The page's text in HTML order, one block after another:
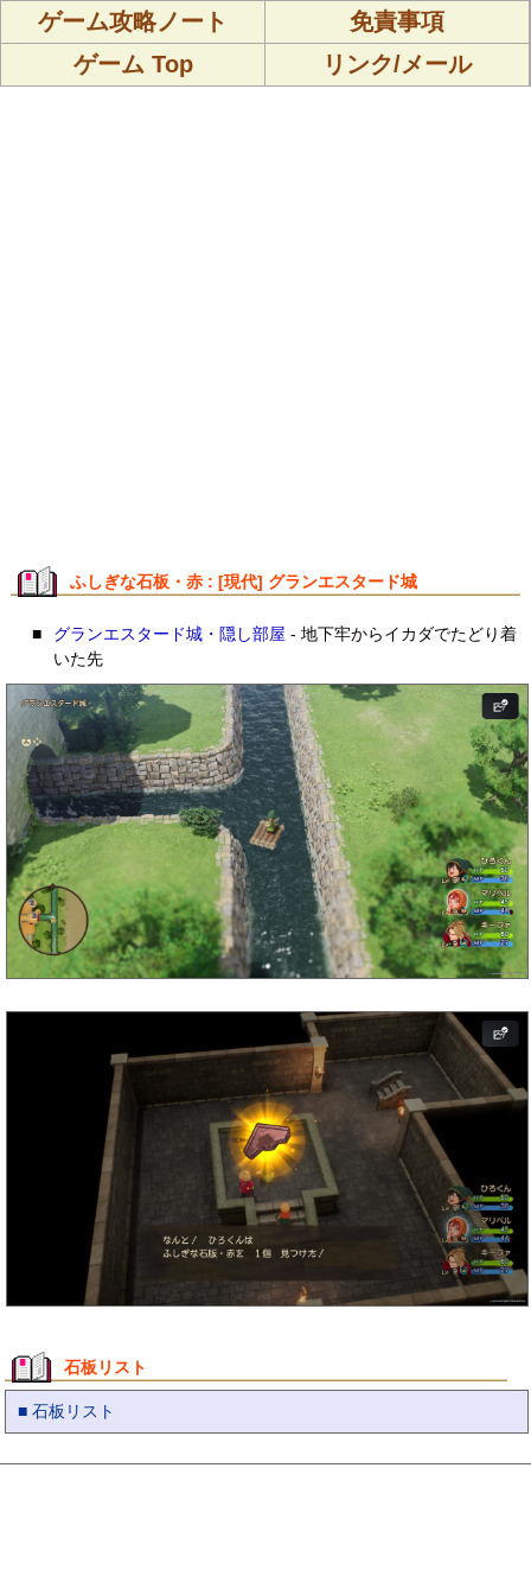
ゲーム攻略ノート
免責事項
ゲーム Top
リンク/メール
ふしぎな石板・赤 : [現代] グランエスタード城
■ グランエスタード城・隠し部屋 - 地下牢からイカダでたどり着
いた先
石板リスト
■ 石板リスト